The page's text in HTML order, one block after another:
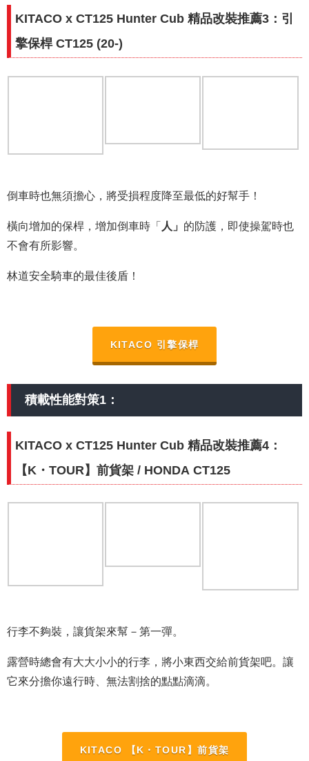
KITACO x CT125 Hunter Cub 精品改裝推薦3：引
擎保桿 CT125 (20-)
倒車時也無須擔心，將受損程度降至最低的好幫手！
橫向增加的保桿，增加倒車時「 人」 的防護，即使操駕時也
不會有所影響。
林道安全騎車的最佳後盾！
KITACO 引擎保桿
積載性能對策1：
KITACO x CT125 Hunter Cub 精品改裝推薦4：
【K・TOUR】前貨架 / HONDA CT125
行李不夠裝，讓貨架來幫－第一彈。
露營時總會有大大小小的行李，將小東西交給前貨架吧。讓
它來分擔你遠行時、無法割捨的點點滴滴。
KITACO 【K・TOUR】前貨架